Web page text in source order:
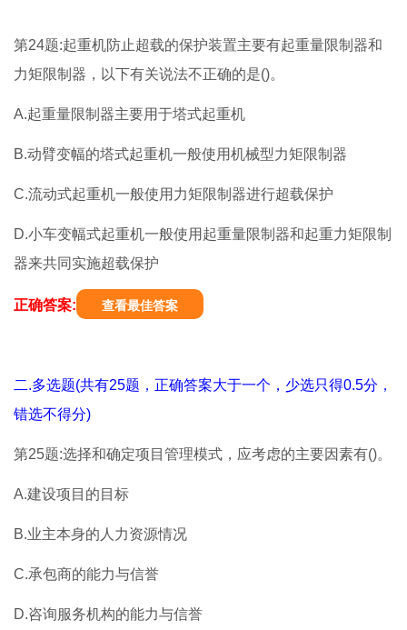
第24题:起重机防止超载的保护装置主要有起重量限制器和
力矩限制器，以下有关说法不正确的是()。
A.起重量限制器主要用于塔式起重机
B.动臂变幅的塔式起重机一般使用机械型力矩限制器
C.流动式起重机一般使用力矩限制器进行超载保护
D.小车变幅式起重机一般使用起重量限制器和起重力矩限制
器来共同实施超载保护
正确答案: 查看最佳答案
二.多选题(共有25题，正确答案大于一个，少选只得0.5分，
错选不得分)
第25题:选择和确定项目管理模式，应考虑的主要因素有()。
A.建设项目的目标
B.业主本身的人力资源情况
C.承包商的能力与信誉
D.咨询服务机构的能力与信誉